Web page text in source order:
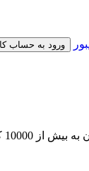
ورود به حساب